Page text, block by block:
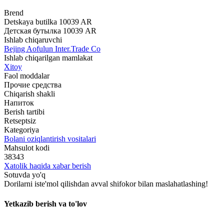
Brend
Detskaya butilka 10039 AR
Детская бутылка 10039 AR
Ishlab chiqaruvchi
Bejing Aofulun Inter.Trade Co
Ishlab chiqarilgan mamlakat
Xitoy
Faol moddalar
Прочие средства
Chiqarish shakli
Напиток
Berish tartibi
Retseptsiz
Kategoriya
Bolani oziqlantirish vositalari
Mahsulot kodi
38343
Xatolik haqida xabar berish
Sotuvda yo'q
Dorilarni iste'mol qilishdan avval shifokor bilan maslahatlashing!
Yetkazib berish va to'lov